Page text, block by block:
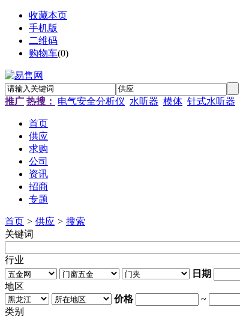
收藏本页
手机版
二维码
购物车(0)
推广 热搜： 电气安全分析仪 水听器 模体 针式水听器
首页
供应
求购
公司
资讯
招商
专题
首页 > 供应 > 搜索
关键词
行业
日期
地区
价格
~
类别